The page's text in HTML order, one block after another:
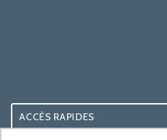
ACCÈS RAPIDES